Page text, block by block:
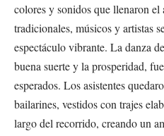
colores y sonidos que llenaron el
tradicionales, músicos y artistas
espectáculo vibrante. La danza
buena suerte y la prosperidad,
esperados. Los asistentes
bailarines, vestidos con trajes
largo del recorrido, creando un